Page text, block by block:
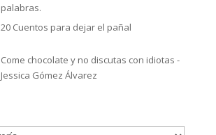
palabras.
20 Cuentos para dejar el pañal
Come chocolate y no discutas con idiotas -
Jessica Gómez Álvarez